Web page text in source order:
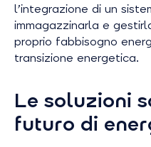
l’integrazione di un
immagazzinarla e
proprio fabbisogno
transizione energetica.
Le soluzioni
futuro di